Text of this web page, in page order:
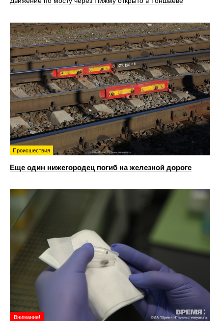
Происшествия
Еще один нижегородец погиб на железной дороге
Внимание!